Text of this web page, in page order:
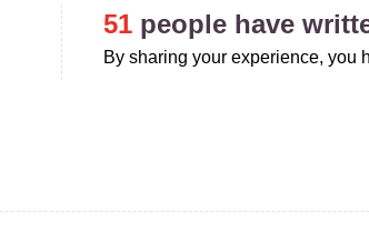
51 people have
By sharing your experience, you